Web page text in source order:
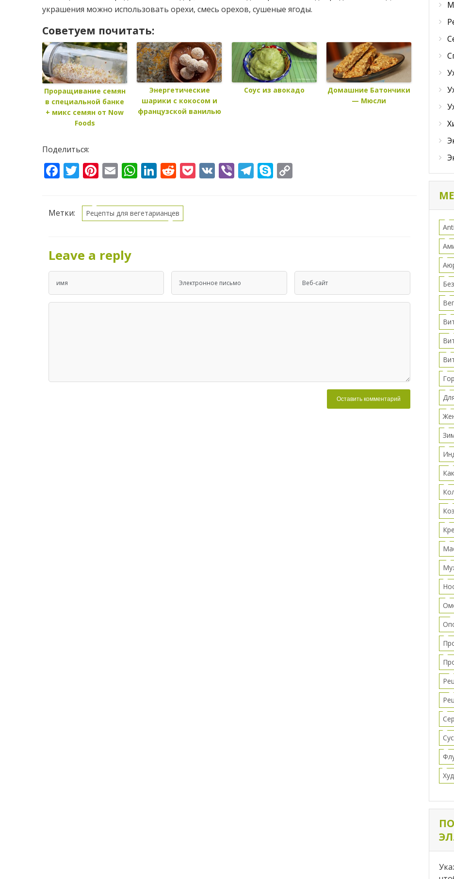
украшения можно использовать орехи, смесь орехов, сушеные ягоды.
Советуем почитать:
Проращивание семян
в специальной банке
+ микс семян от Now
Foods
Энергетические
шарики с кокосом и
французской ванилью
Соус из авокадо
Домашние Батончики
— Мюсли
Поделиться:
Facebook
Twitter
Pinterest
EmailWhatsApp
LinkedIn
Reddit
Pocket
VK ViberTelegram
Skype
Метки: Рецепты для вегетарианцев
Leave a reply